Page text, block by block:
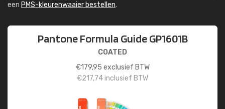
een PMS-kleurenwaaier bestellen.
Pantone Formula Guide GP1601B
COATED
€179,95 exclusief BTW
€217,74inclusief BTW